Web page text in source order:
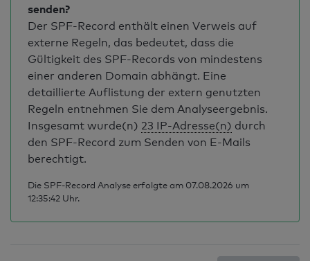
senden?
Der SPF-Record enthält einen Verweis auf
externe Regeln, das bedeutet, dass die
Gültigkeit des SPF-Records von mindestens
einer anderen Domain abhängt. Eine
detaillierte Auflistung der extern genutzten
Regeln entnehmen Sie dem Analyseergebnis.
Insgesamt wurde(n) 23 IP-Adresse(n) durch
den SPF-Record zum Senden von E-Mails
berechtigt.
Die SPF-Record Analyse erfolgte am 07.08.2026 um
12:35:42 Uhr.